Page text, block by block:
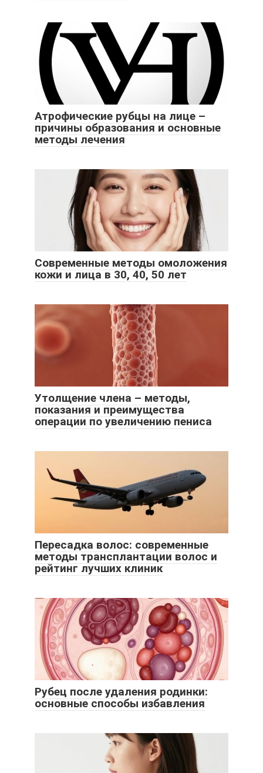
Атрофические рубцы на лице –
причины образования и основные
методы лечения
Современные методы омоложения
кожи и лица в 30, 40, 50 лет
Утолщение члена – методы,
показания и преимущества
операции по увеличению пениса
Пересадка волос: современные
методы трансплантации волос и
рейтинг лучших клиник
Рубец после удаления родинки:
основные способы избавления